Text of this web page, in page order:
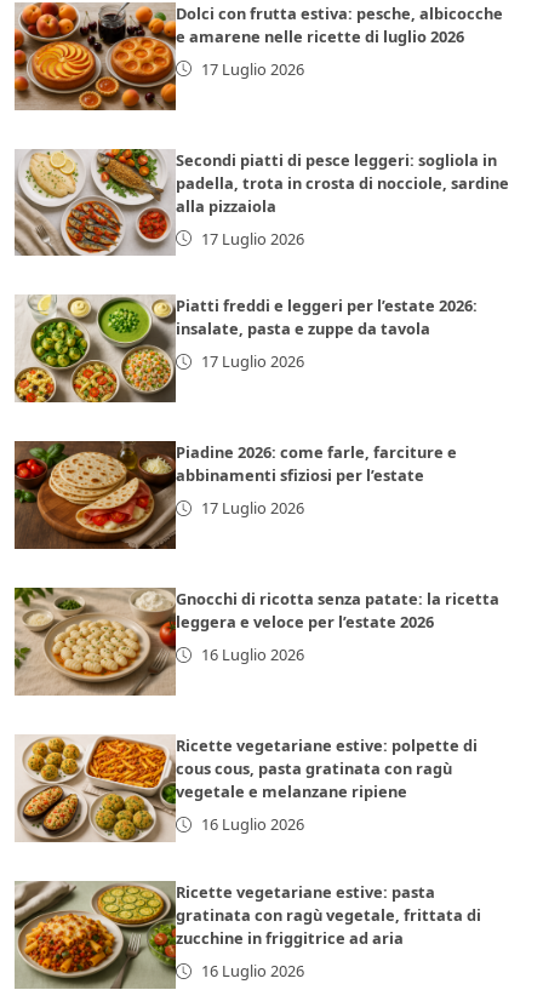
Dolci con frutta estiva: pesche, albicocche
e amarene nelle ricette di luglio 2026
17 Luglio 2026
Secondi piatti di pesce leggeri: sogliola in
padella, trota in crosta di nocciole, sardine
alla pizzaiola
17 Luglio 2026
Piatti freddi e leggeri per l’estate 2026:
insalate, pasta e zuppe da tavola
17 Luglio 2026
Piadine 2026: come farle, farciture e
abbinamenti sfiziosi per l’estate
17 Luglio 2026
Gnocchi di ricotta senza patate: la ricetta
leggera e veloce per l’estate 2026
16 Luglio 2026
Ricette vegetariane estive: polpette di
cous cous, pasta gratinata con ragù
vegetale e melanzane ripiene
16 Luglio 2026
Ricette vegetariane estive: pasta
gratinata con ragù vegetale, frittata di
zucchine in friggitrice ad aria
16 Luglio 2026